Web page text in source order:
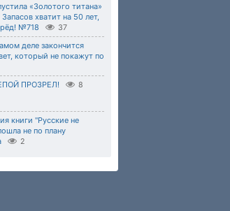
«Золотого титана»
хватит на 50 лет,
№718
37
деле закончится
который не покажут по
ПРОЗРЕЛ! 8
книги "Русские не
не по плану
2